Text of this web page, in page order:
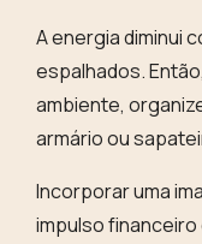
A energia diminui
espalhados.
ambiente,
armário ou
Incorporar uma
impulso